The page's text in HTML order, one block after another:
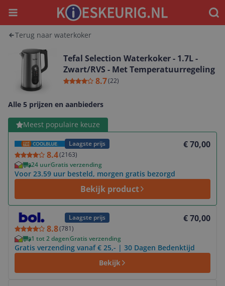
Menu
Terug naar waterkoker
Tefal Selection Waterkoker - 1.7L -
Zwart/RVS - Met Temperatuurregeling
8.7(22)
Alle 5 prijzen en aanbieders
Meest populaire keuze
Laagste prijs
8.4(2163)
€ 70,00
24 uurGratis verzending
Voor 23.59 uur besteld, morgen gratis bezorgd
Bekijk product
Bekijk product
Laagste prijs
8.8(781)
€ 70,00
1 tot 2 dagenGratis verzending
Gratis verzending vanaf € 25,- | 30 Dagen Bedenktijd
Bekijk
Bekijk product